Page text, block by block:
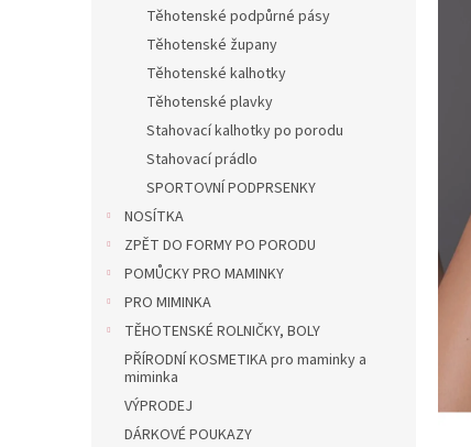
Těhotenské podpůrné pásy
Těhotenské župany
Těhotenské kalhotky
Těhotenské plavky
Stahovací kalhotky po porodu
Stahovací prádlo
SPORTOVNÍ PODPRSENKY
NOSÍTKA
ZPĚT DO FORMY PO PORODU
POMŮCKY PRO MAMINKY
PRO MIMINKA
TĚHOTENSKÉ ROLNIČKY, BOLY
PŘÍRODNÍ KOSMETIKA pro maminky a
miminka
VÝPRODEJ
DÁRKOVÉ POUKAZY